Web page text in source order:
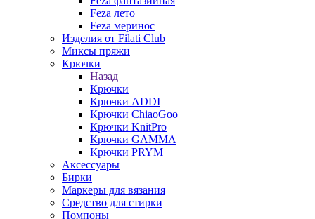
Feza лето
Feza меринос
Изделия от Filati Club
Миксы пряжи
Крючки
Назад
Крючки
Крючки ADDI
Крючки ChiaoGoo
Крючки KnitPro
Крючки GAMMA
Крючки PRYM
Аксессуары
Бирки
Маркеры для вязания
Средство для стирки
Помпоны